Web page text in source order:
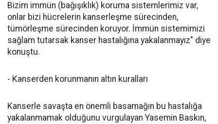
Bizim immün (bağışıklık) koruma sistemlerimiz var,
onlar bizi hücrelerin kanserleşme sürecinden,
tümörleşme sürecinden koruyor. İmmün sistemimizi
sağlam tutarsak kanser hastalığına yakalanmayız" diye
konuştu.
- Kanserden korunmanın altın kuralları
Kanserle savaşta en önemli basamağın bu hastalığa
yakalanmamak olduğunu vurgulayan Yasemin Baskın,